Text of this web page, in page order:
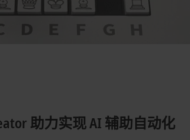
助力实现 AI 辅助自动化